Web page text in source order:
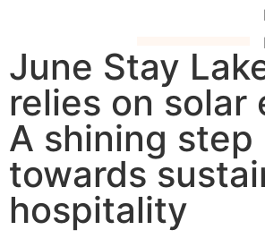
June Stay
relies on solar
A shining step
towards
hospitality